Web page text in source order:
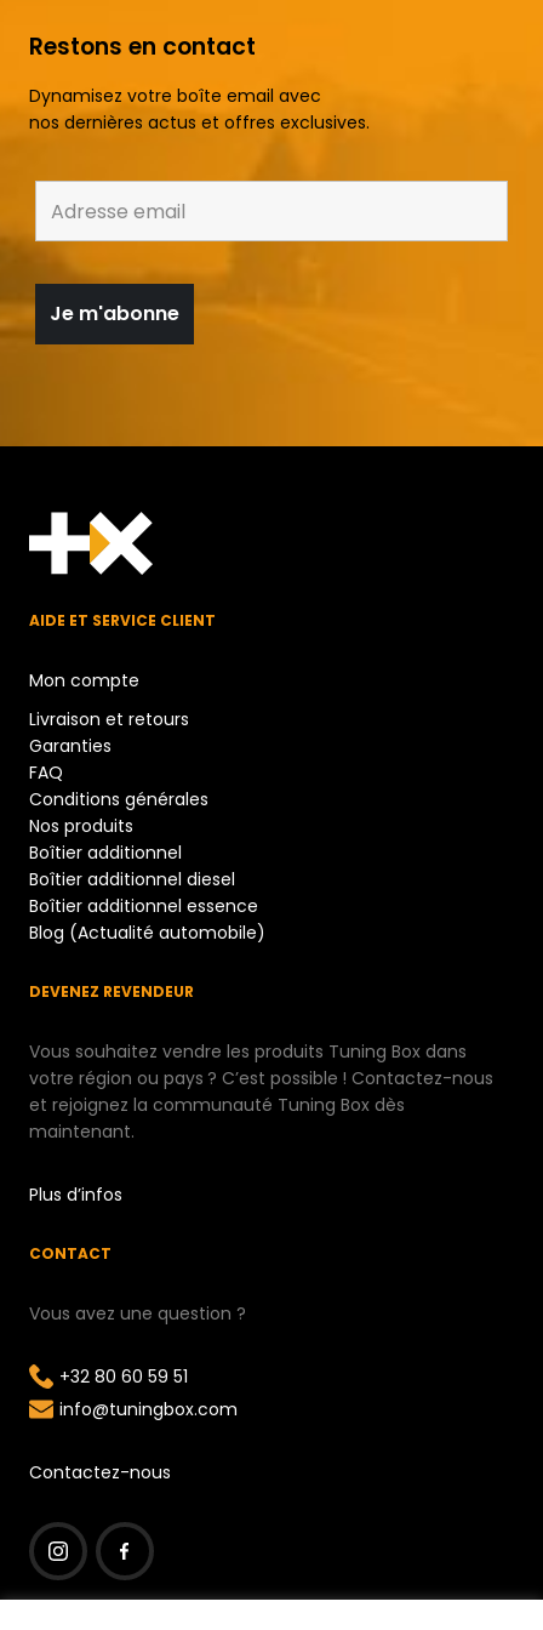
Restons en contact
Dynamisez votre boîte email avec
nos dernières actus et offres exclusives.
AIDE ET SERVICE CLIENT
Mon compte
Livraison et retours
Garanties
FAQ
Conditions générales
Nos produits
Boîtier additionnel
Boîtier additionnel diesel
Boîtier additionnel essence
Blog (Actualité automobile)
DEVENEZ REVENDEUR
Vous souhaitez vendre les produits Tuning Box dans
votre région ou pays ? C’est possible ! Contactez-nous
et rejoignez la communauté Tuning Box dès
maintenant.
Plus d’infos
CONTACT
Vous avez une question ?
+32 80 60 59 51
info@tuningbox.com
Contactez-nous
I
F